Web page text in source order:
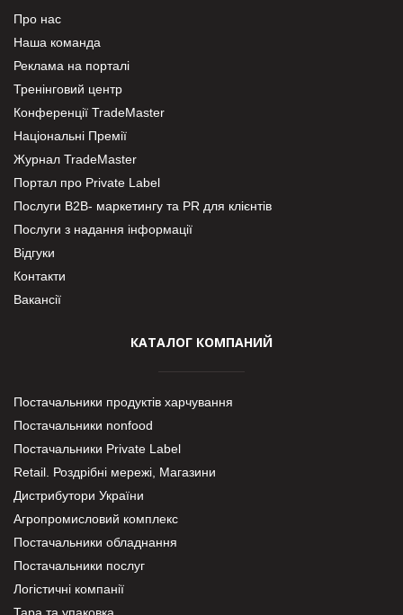
Про нас
Наша команда
Реклама на порталі
Тренінговий центр
Конференції TradeMaster
Національні Премії
Журнал TradeMaster
Портал про Private Label
Послуги В2В- маркетингу та PR для клієнтів
Послуги з надання інформації
Відгуки
Контакти
Вакансії
КАТАЛОГ КОМПАНИЙ
Постачальники продуктів харчування
Постачальники nonfood
Постачальники Private Label
Retail. Роздрібні мережі, Магазини
Дистрибутори України
Агропромисловий комплекс
Постачальники обладнання
Постачальники послуг
Логістичні компанії
Тара та упаковка